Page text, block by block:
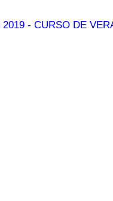
- CURSO DE